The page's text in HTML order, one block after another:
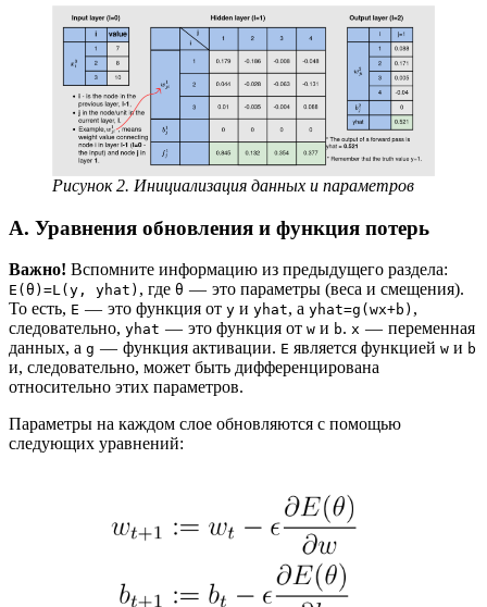
Рисунок 2. Инициализация данных и параметров
A. Уравнения обновления и функция потерь
Важно! Вспомните информацию из предыдущего раздела:
E(θ)=L(y, yhat) , где θ — это параметры (веса и смещения).
То есть, E — это функция от y и yhat, а yhat=g(wx+b) ,
следовательно, yhat — это функция от w и b. x — переменная
данных, а g — функция активации. E является функцией w и b
и, следовательно, может быть дифференцирована
относительно этих параметров.
Параметры на каждом слое обновляются с помощью
следующих уравнений: